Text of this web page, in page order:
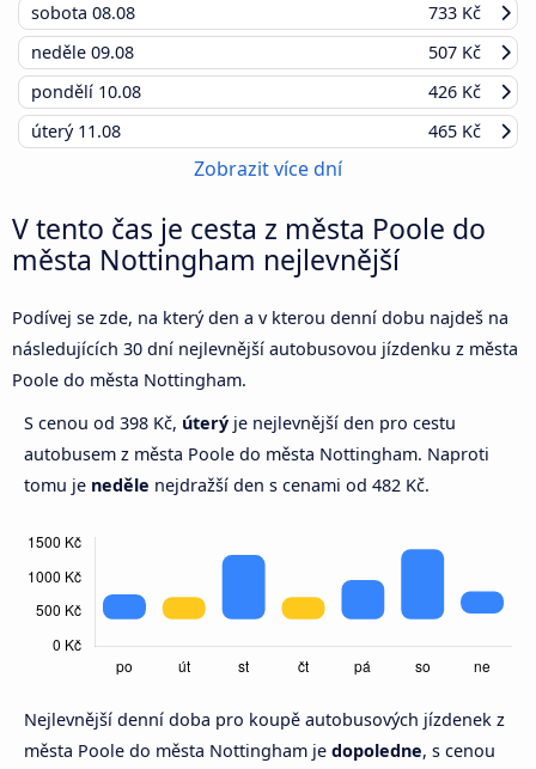
sobota 08.08
733 Kč
neděle 09.08
507 Kč
pondělí 10.08
426 Kč
úterý 11.08 465 Kč
Zobrazit více dní
V tento čas je cesta z města Poole do
města Nottingham nejlevnější
Podívej se zde, na který den a v kterou denní dobu najdeš na
následujících 30 dní nejlevnější autobusovou jízdenku z města
Poole do města Nottingham.
S cenou od 398 Kč, úterý je nejlevnější den pro cestu
autobusem z města Poole do města Nottingham. Naproti
tomu je neděle nejdražší den s cenami od 482 Kč.
Nejlevnější denní doba pro koupě autobusových jízdenek z
města Poole do města Nottingham je dopoledne, s cenou